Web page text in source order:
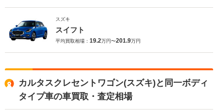
スズキ
スイフト
平均買取相場： 19.2万円〜201.9万円
カルタスクレセントワゴン(スズキ)と同一ボディ
タイプ車の車買取・査定相場